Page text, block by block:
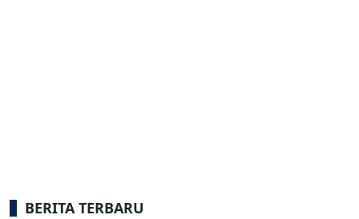
BERITA TERBARU